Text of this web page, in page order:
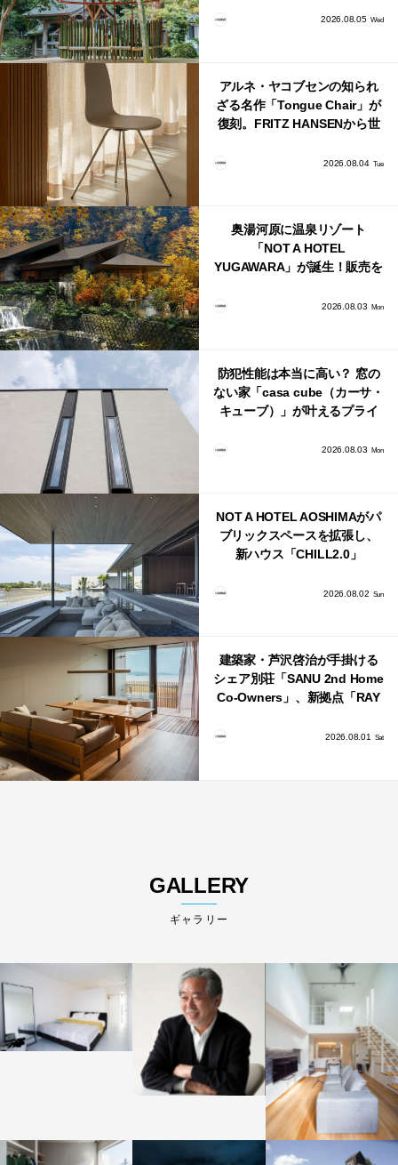
2026.08.05 Wed
アルネ・ヤコブセンの知られ
ざる名作「Tongue Chair」が
復刻。FRITZ HANSENから世
2026.08.04 Tue
奥湯河原に温泉リゾート
「NOT A HOTEL
YUGAWARA」が誕生！販売を
2026.08.03 Mon
防犯性能は本当に高い？ 窓の
ない家「casa cube（カーサ・
キューブ）」が叶えるプライ
2026.08.03 Mon
NOT A HOTEL AOSHIMAがパ
ブリックスペースを拡張し、
新ハウス「CHILL2.0」
2026.08.02 Sun
建築家・芦沢啓治が手掛ける
シェア別荘「SANU 2nd Home
Co-Owners」、新拠点「RAY
2026.08.01 Sat
GALLERY
ギャラリー